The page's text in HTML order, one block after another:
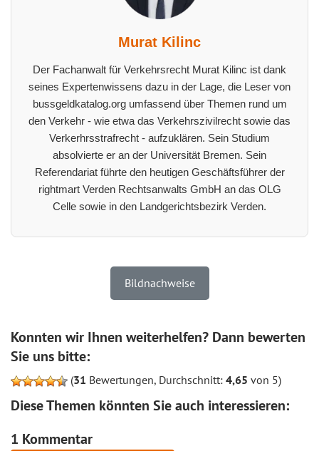
Murat Kilinc
Der Fachanwalt für Verkehrsrecht Murat Kilinc ist dank
seines Expertenwissens dazu in der Lage, die Leser von
bussgeldkatalog.org umfassend über Themen rund um
den Verkehr - wie etwa das Verkehrszivilrecht sowie das
Verkerhrsstrafrecht - aufzuklären. Sein Studium
absolvierte er an der Universität Bremen. Sein
Referendariat führte den heutigen Geschäftsführer der
rightmart Verden Rechtsanwalts GmbH an das OLG
Celle sowie in den Landgerichtsbezirk Verden.
Bildnachweise
Konnten wir Ihnen weiterhelfen? Dann bewerten
Sie uns bitte:
(31 Bewertungen, Durchschnitt: 4,65 von 5)
Diese Themen könnten Sie auch interessieren:
1 Kommentar